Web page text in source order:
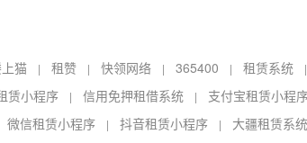
猫| 租赞| 快领网络| 365400 | 租赁系统
赁小程序| 信用免押租借系统| 支付宝租赁小程
微信租赁小程序| 抖音租赁小程序| 大疆租赁系